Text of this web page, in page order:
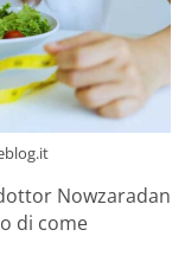
Nowzaradan
di come